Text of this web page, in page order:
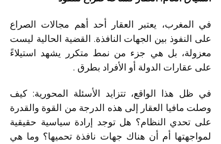
في المغرب، يعتبر العقار أحد أهم مجالات الصراع
على النفوذ بين الجهات النافذة. القضية الحالية ليست
معزولة، بل هي جزء من نمط متكرر يشهد استيلاءً
على عقارات الدولة أو الأفراد بطرق .
في ظل هذا الواقع، تتزايد الأسئلة المحورية: كيف
وصلت مافيا العقار إلى هذه الدرجة من القوة والقدرة
على تحدي النظام؟ هل توجد إرادة سياسية حقيقية
لمواجهتها أم أن هناك جهات نافذة تحميها؟ وما هي